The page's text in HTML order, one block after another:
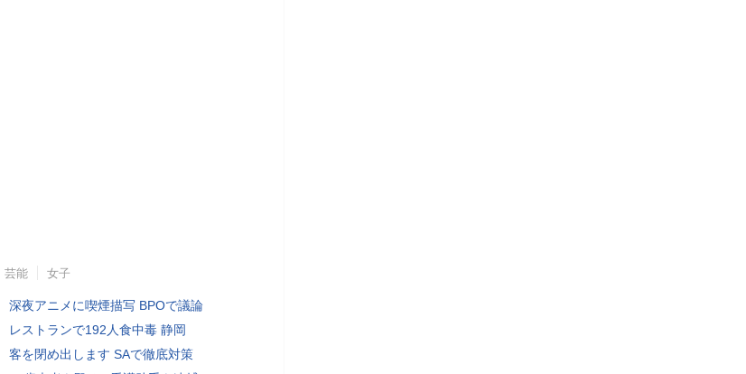
芸能 女子
深夜アニメに喫煙描写 BPOで議論
レストランで192人食中毒 静岡
客を閉め出します SAで徹底対策